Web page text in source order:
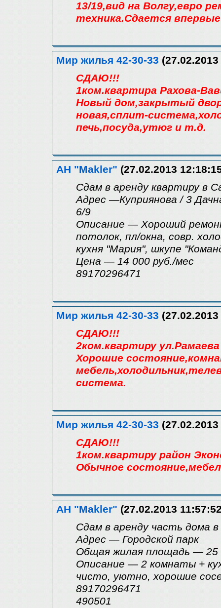
13/19,вид на Волгу,евро
техника.Сдается впервые
Мир жилья 42-30-33
СДАЮ!!!
1ком.квартира Рахова-
Новый дом,закрытый
новая,сплит-
печь,посуда,утюг и т.д.
АН "Makler" (27.02.2013
Сдам в аренду квартиру в
Адрес —Куприянова / 3
6/9
Описание — Хороший
потолок, пл/окна, совр.
кухня "Мария", шкупе
Цена — 14 000 руб./мес
89170296471
Мир жилья 42-30-33
СДАЮ!!!
2ком.квартиру
Хорошие
система.
Мир жилья 42-30-33
СДАЮ!!!
1ком.квартиру район
Обычное
АН "Makler" (27.02.2013
Сдам в аренду часть дома
Адрес — Городской парк
Общая жилая площадь — 25
Описание — 2 комнаты +
чисто, уютно, хорошие
89170296471
490501